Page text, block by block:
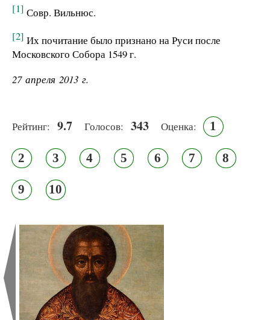
[1] Совр. Вильнюс.
[2] Их почитание было признано на Руси после
Московского Собора 1549 г.
27 апреля 2013 г.
Рейтинг: 9.7 Голосов: 343 Оценка: 1
2 3 4 5 6 7 8
9 10